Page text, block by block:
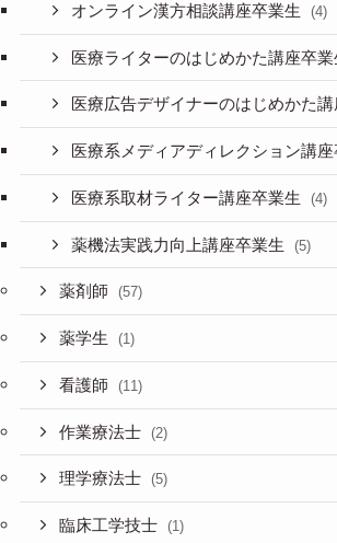
オンライン漢方相談講座卒業生 (4)
医療ライターのはじめかた講座卒業
医療広告デザイナーのはじめかた
医療系メディアディレクション講座
医療系取材ライター講座卒業生 (4)
薬機法実践力向上講座卒業生 (5)
薬剤師 (57)
薬学生 (1)
看護師 (11)
作業療法士 (2)
理学療法士 (5)
臨床工学技士 (1)